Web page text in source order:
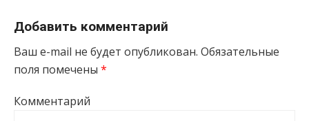
Добавить комментарий
Ваш e-mail не будет опубликован. Обязательные
поля помечены *
Комментарий